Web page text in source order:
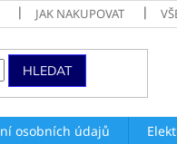
JAK NAKUPOVAT
HLEDAT
osobních údajů